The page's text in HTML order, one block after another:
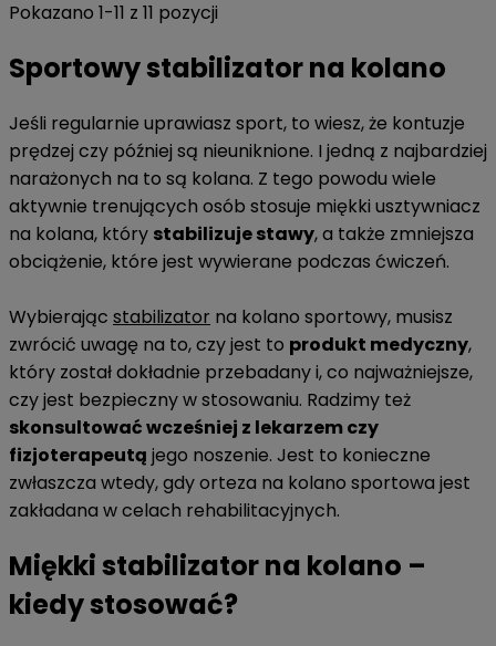
Pokazano 1-11 z 11 pozycji
Sportowy stabilizator na kolano
Jeśli regularnie uprawiasz sport, to wiesz, że kontuzje
prędzej czy później są nieuniknione. I jedną z najbardziej
narażonych na to są kolana. Z tego powodu wiele
aktywnie trenujących osób stosuje miękki usztywniacz
na kolana, który stabilizuje stawy, a także zmniejsza
obciążenie, które jest wywierane podczas ćwiczeń.
Wybierając stabilizator na kolano sportowy, musisz
zwrócić uwagę na to, czy jest to produkt medyczny,
który został dokładnie przebadany i, co najważniejsze,
czy jest bezpieczny w stosowaniu. Radzimy też
skonsultować wcześniej z lekarzem czy
fizjoterapeutą jego noszenie. Jest to konieczne
zwłaszcza wtedy, gdy orteza na kolano sportowa jest
zakładana w celach rehabilitacyjnych.
Miękki stabilizator na kolano –
kiedy stosować?